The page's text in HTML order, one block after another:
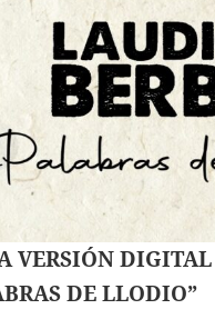
VERSIÓN
DE LLODIO”